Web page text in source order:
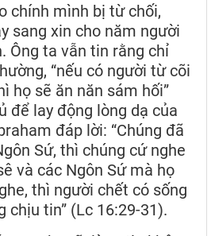
chính mình bị từ chối,
sang xin cho năm người
Ông ta vẫn tin rằng chỉ
“nếu có người từ cõi
họ sẽ ăn năn sám hối”
để lay động lòng dạ của
đáp lời: “Chúng đã
Sứ, thì chúng cứ nghe
và các Ngôn Sứ mà họ
thì người chết có sống
chịu tin” (Lc 16:29-31).